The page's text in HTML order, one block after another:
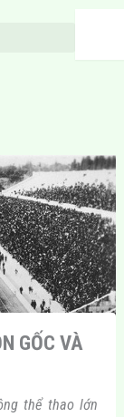
GỐC VÀ
thể thao lớn